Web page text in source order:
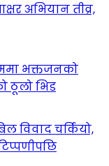
अभियान तीव्र,
भक्तजनको
ठूलो भिड
विवाद चर्कियो,